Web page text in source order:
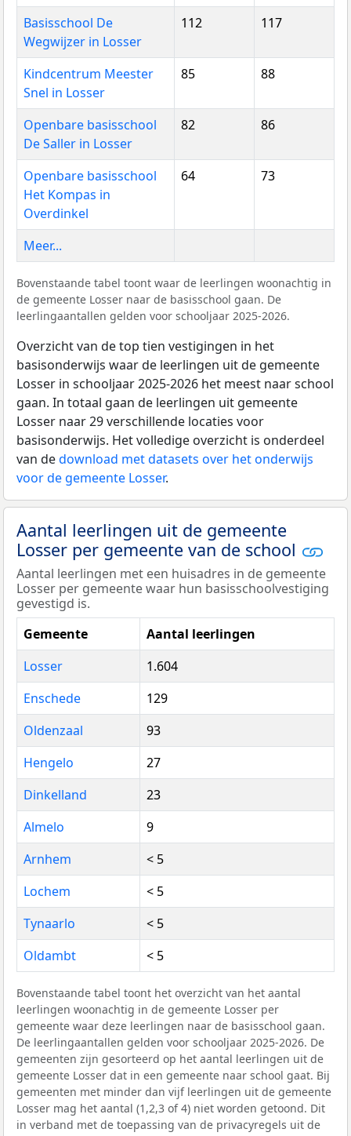
Basisschool De
Wegwijzer in Losser
112 117
Kindcentrum Meester
Snel in Losser
85 88
Openbare basisschool
De Saller in Losser
82 86
Openbare basisschool
Het Kompas in
Overdinkel
64 73
Meer...
Bovenstaande tabel toont waar de leerlingen woonachtig in
de gemeente Losser naar de basisschool gaan. De
leerlingaantallen gelden voor schooljaar 2025-2026.
Overzicht van de top tien vestigingen in het
basisonderwijs waar de leerlingen uit de gemeente
Losser in schooljaar 2025-2026 het meest naar school
gaan. In totaal gaan de leerlingen uit gemeente
Losser naar 29 verschillende locaties voor
basisonderwijs. Het volledige overzicht is onderdeel
van dedownload met datasets over het onderwijs
voor de gemeente Losser.
Aantal leerlingen uit de gemeente
Losser per gemeente van de school
Aantal leerlingen met een huisadres in de gemeente
Losser per gemeente waar hun basisschoolvestiging
gevestigd is.
Gemeente
Aantal leerlingen
Losser
1.604
Enschede
129
Oldenzaal
93
Hengelo
27
Dinkelland
23
Almelo
9
Arnhem
< 5
Lochem
< 5
Tynaarlo
< 5
Oldambt
< 5
Bovenstaande tabel toont het overzicht van het aantal
leerlingen woonachtig in de gemeente Losser per
gemeente waar deze leerlingen naar de basisschool gaan.
De leerlingaantallen gelden voor schooljaar 2025-2026. De
gemeenten zijn gesorteerd op het aantal leerlingen uit de
gemeente Losser dat in een gemeente naar school gaat. Bij
gemeenten met minder dan vijf leerlingen uit de gemeente
Losser mag het aantal (1,2,3 of 4) niet worden getoond. Dit
in verband met de toepassing van de privacyregels uit de